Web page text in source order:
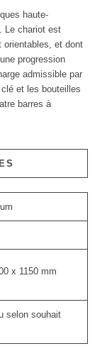
haute-
Le chariot est
orientables, et dont
progression
admissible par
et les bouteilles
barres à
x 1150 mm
selon souhait